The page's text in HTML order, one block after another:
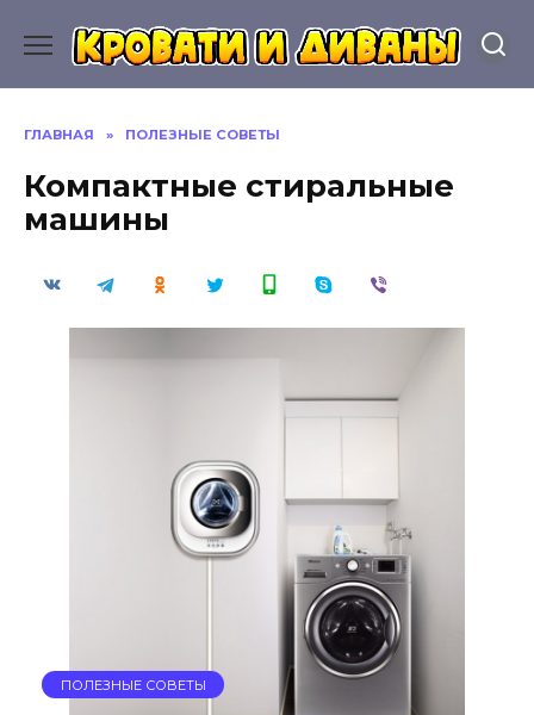
содержанию
ГЛАВНАЯ » ПОЛЕЗНЫЕ СОВЕТЫ
Компактные стиральные
машины
ПОЛЕЗНЫЕ СОВЕТЫ